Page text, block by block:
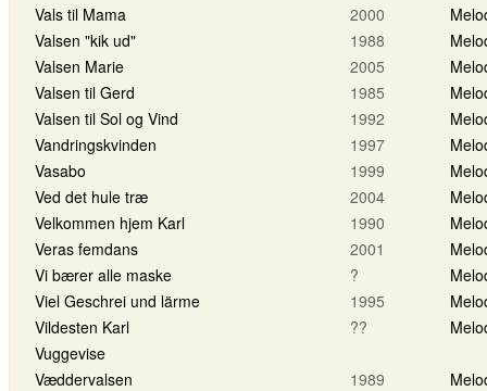
Vals til Mama
2000
Valsen "kik ud"
1988
Valsen Marie
2005
Valsen til Gerd
1985
Valsen til Sol og Vind
1992
Vandringskvinden
1997
Vasabo
1999
Ved det hule træ
2004
Velkommen hjem Karl
1990
Veras femdans
2001
Vi bærer alle maske
?
Viel Geschrei und lärme
1995
Vildesten Karl
??
Vuggevise
Væddervalsen
1989